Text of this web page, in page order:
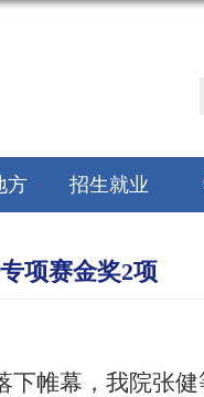
方 招生就业
项赛金奖2项
下帷幕，我院张健